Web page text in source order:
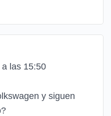
las 15:50
y siguen